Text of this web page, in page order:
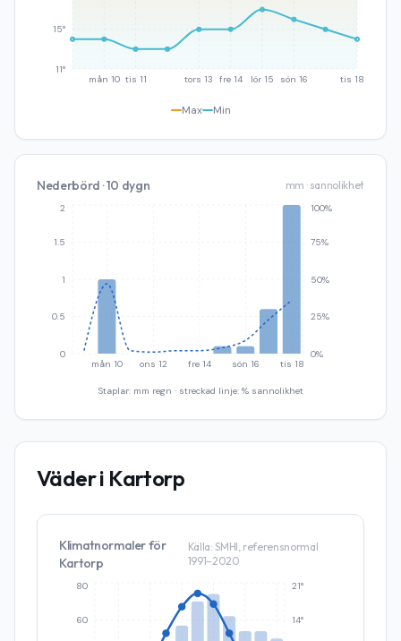
mån 10 tis 11 tors 13 fre 14 lör 15 sön 16 tis 18
11°
15°
Max Min
Nederbörd · 10 dygn mm · sannolikhet
mån 10 ons 12 fre 14 sön 16 tis 18
0
0.5
1
1.5
2
0%
25%
50%
75%
100%
Staplar: mm regn · streckad linje: % sannolikhet
Väder i Kartorp
Klimatnormaler för
Kartorp
Källa: SMHI, referensnormal
1991–2020
60
80
14°
21°